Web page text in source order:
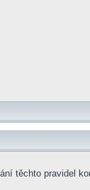
těchto pravidel